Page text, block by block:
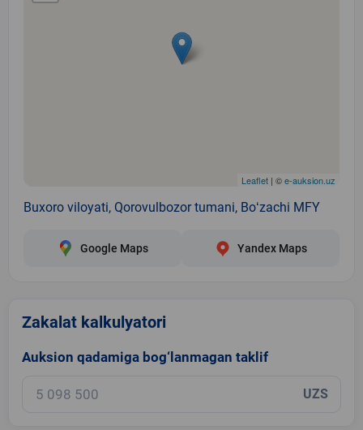
Leaflet | ©e-auksion.uz
Buxoro viloyati, Qorovulbozor tumani, Boʻzachi MFY
Google Maps Yandex Maps
Zakalat kalkulyatori
Auksion qadamiga bog‘lanmagan taklif
UZS